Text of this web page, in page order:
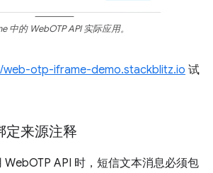
中的 WebOTP API 实际应用。
web-otp-iframe-demo.stackblitz.io 试
定来源注释
WebOTP API 时，短信文本消息必须包